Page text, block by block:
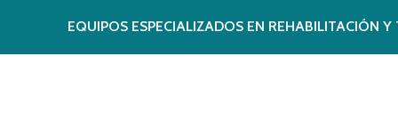
EQUIPOS ESPECIALIZADOS EN REHABILITACIÓN